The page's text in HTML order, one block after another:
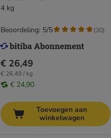
4 kg
€ 26,49
€ 26,49 / kg
€ 24,90
Beoordeling: 5/5 (30)
Toevoegen aan
winkelwagen